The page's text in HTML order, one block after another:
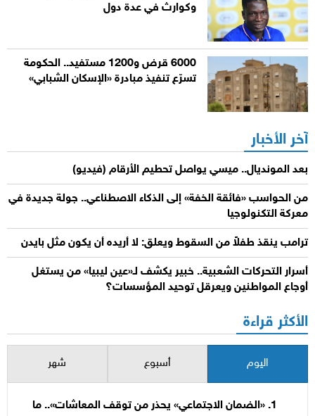
وكوارث في عدة دول
6000 قرض و1200 مستفيد.. الحكومة
تسرّع تنفيذ مبادرة «الإسكان الشبابي»
آخر الأخبار
بعد المونديال.. ميسي يواصل تحطيم الأرقام (فيديو)
من الحواسب «فائقة الخفة» إلى الذكاء الاصطناعي.. جولة جديدة في
معركة التكنولوجيا
ترامب ينقذ طفلاً من السقوط ويعلق: لا أريده أن يكون مثل بايدن
أسرار التحركات الشعبية.. خبير يكشف لـ«عين ليبيا» من يستغل
أوجاع المواطنين ويعرقل توحيد المؤسسات؟
الأكثر قراءة
اليوم أسبوع شهر
«الضمان الاجتماعي» يحذر من توقف المعاشات».. ما